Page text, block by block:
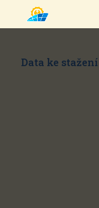
Data ke stažení